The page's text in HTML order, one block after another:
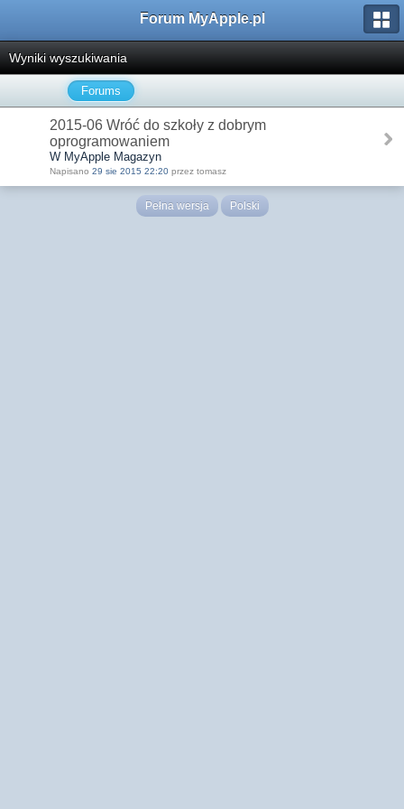
Forum MyApple.pl
Wyniki wyszukiwania
Forums
2015-06 Wróć do szkoły z dobrym
oprogramowaniem
W MyApple Magazyn
Napisano 29 sie 2015 22:20 przez tomasz
Pełna wersja Polski